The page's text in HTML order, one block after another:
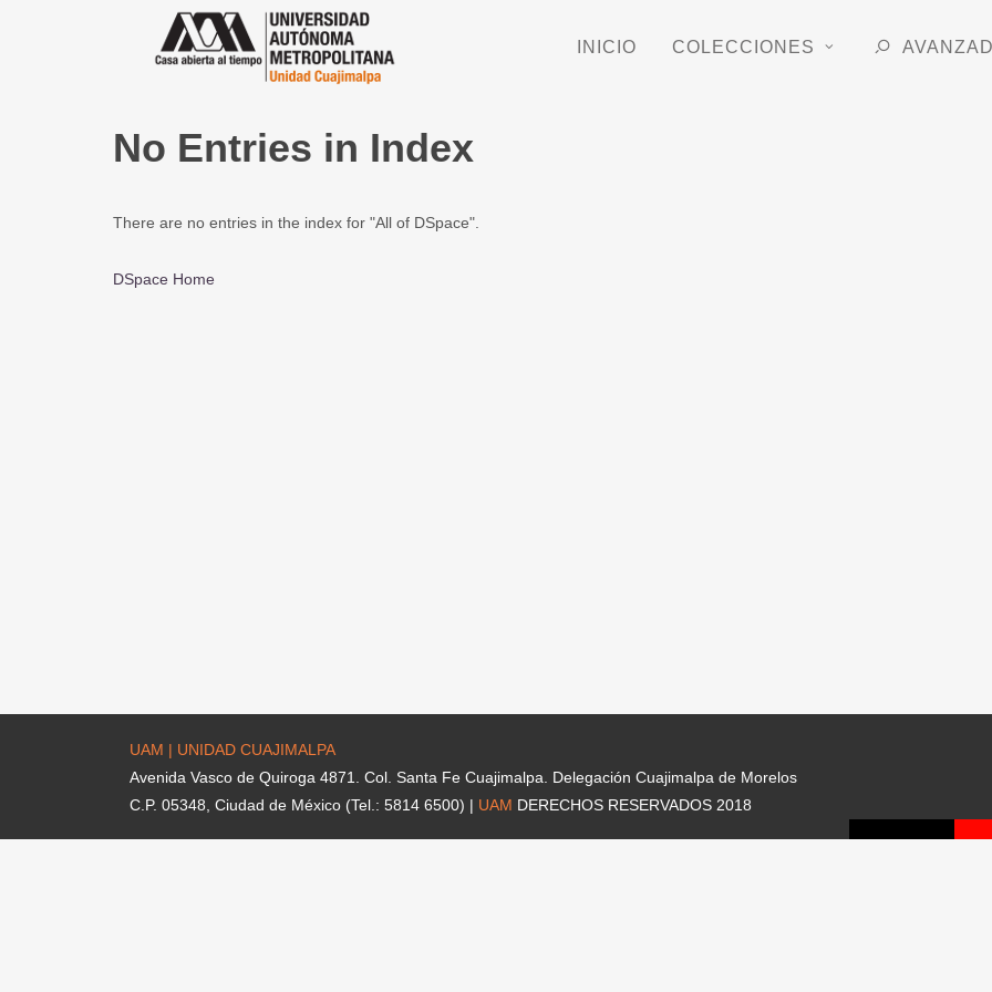
INICIO COLECCIONES
No Entries in Index
There are no entries in the index for "All of DSpace".
DSpace Home
UAM | UNIDAD CUAJIMALPA
Avenida Vasco de Quiroga 4871. Col. Santa Fe Cuajimalpa. Delegación Cuajimalpa de Morelos
C.P. 05348, Ciudad de México (Tel.: 5814 6500) | UAM DERECHOS RESERVADOS 2018